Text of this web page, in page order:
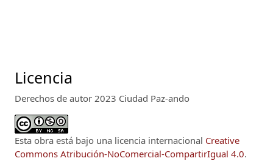
Licencia
Derechos de autor 2023 Ciudad Paz-ando
Esta obra está bajo una licencia internacional Creative
Commons Atribución-NoComercial-CompartirIgual 4.0.